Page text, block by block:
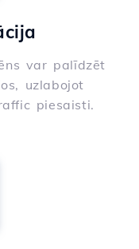
var palīdzēt
uzlabojot
piesaisti.